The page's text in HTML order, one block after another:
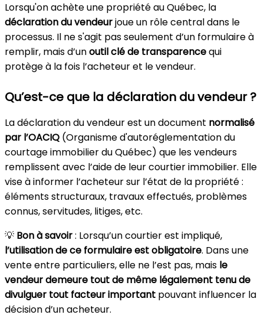
Lorsqu'on achète une propriété au Québec, la
déclaration du vendeurjoue un rôle central dans le
processus. Il ne s'agit pas seulement d’un formulaire à
remplir, mais d’unoutil clé de transparencequi
protège à la fois l’acheteur et le vendeur.
Qu’est-ce que la déclaration du vendeur ?
La déclaration du vendeur est un document normalisé
par l’OACIQ (Organisme d'autoréglementation du
courtage immobilier du Québec) que les vendeurs
remplissent avec l’aide de leur courtier immobilier. Elle
vise à informer l’acheteur sur l’état de la propriété :
éléments structuraux, travaux effectués, problèmes
connus, servitudes, litiges, etc.
💡 Bon à savoir: Lorsqu’un courtier est impliqué,
l’utilisation de ce formulaire est obligatoire. Dans une
vente entre particuliers, elle ne l’est pas, mais le
vendeur demeure tout de même légalement tenu de
divulguer tout facteur important pouvant influencer la
décision d’un acheteur.